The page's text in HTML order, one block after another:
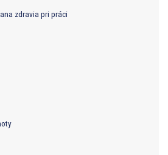
zdravia pri práci